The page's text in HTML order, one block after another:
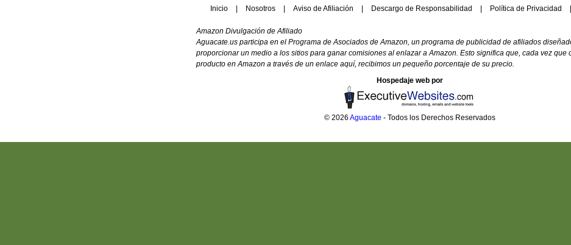
Inicio | Nosotros | Aviso de Afiliación | Descargo de Responsabilidad | Política de Privacidad |
Amazon Divulgación de Afiliado
Aguacate.us participa en el Programa de Asociados de Amazon, un programa de publicidad de afiliados
proporcionar un medio a los sitios para ganar comisiones al enlazar a Amazon. Esto significa que, cada vez que
producto en Amazon a través de un enlace aquí, recibimos un pequeño porcentaje de su precio.
Hospedaje web por
© 2026 Aguacate - Todos los Derechos Reservados